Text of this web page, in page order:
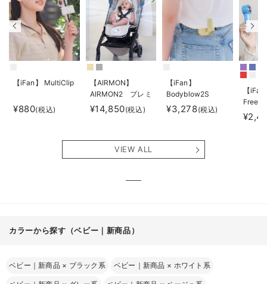
【iFan】 MultiClip
¥880(税込)
【AIRMON】
AIRMON2 プレミ
アム
¥14,850(税込)
【iFan】
Bodyblow2S
¥3,278(税込)
【
Freeze
VIEW ALL
カラーから探す（ベビー｜新商品）
ベビー｜新商品 × ブラック系 ベビー｜新商品 × ホワイト系